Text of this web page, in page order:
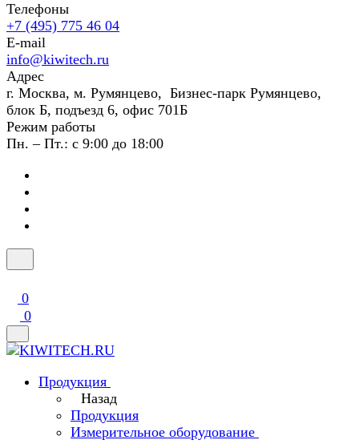
Телефоны
+7 (495) 775 46 04
E-mail
info@kiwitech.ru
Адрес
г. Москва, м. Румянцево, Бизнес-парк Румянцево,
блок Б, подъезд 6, офис 701Б
Режим работы
Пн. – Пт.: с 9:00 до 18:00
0
0
Продукция
Назад
Продукция
Измерительное оборудование